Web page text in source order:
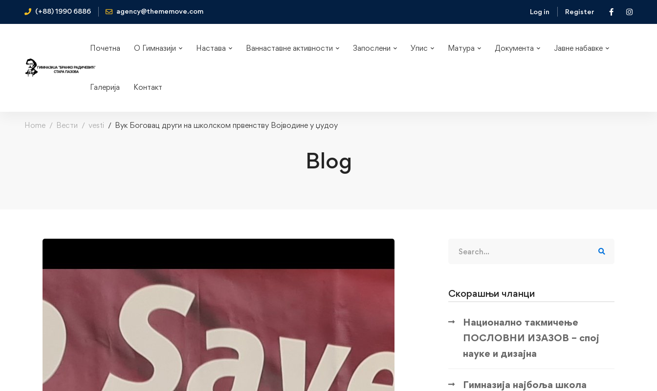
(+88) 1990 6886 agency@thememove.com Log in Register
Почетна О Гимназији Настава Ваннаставне активности Запослени Упис Матура Документа Јавне набавке
Галерија Контакт
Home Вести vesti Вук Боговац други на школском првенству Војводине у џудоу
Blog
Боговац
на
школском
првенству
Војводине
for:
Скорашњи чланци
Национално такмичење
ПОСЛОВНИ ИЗАЗОВ – спој
науке и дизајна
Гимназија најбоља школа